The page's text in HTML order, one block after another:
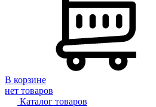
В корзине
нет товаров
Каталог товаров